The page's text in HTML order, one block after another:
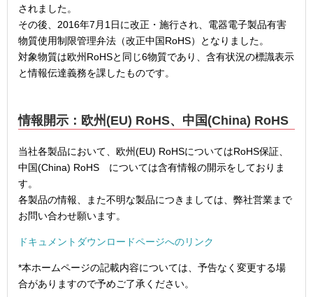
されました。
その後、2016年7月1日に改正・施行され、電器電子製品有害
物質使用制限管理弁法（改正中国RoHS）となりました。
対象物質は欧州RoHSと同じ6物質であり、含有状況の標識表示
と情報伝達義務を課したものです。
情報開示：欧州(EU) RoHS、中国(China) RoHS
当社各製品において、欧州(EU) RoHSについてはRoHS保証、
中国(China) RoHS については含有情報の開示をしておりま
す。
各製品の情報、また不明な製品につきましては、弊社営業まで
お問い合わせ願います。
ドキュメントダウンロードページへのリンク
*本ホームページの記載内容については、予告なく変更する場
合がありますので予めご了承ください。